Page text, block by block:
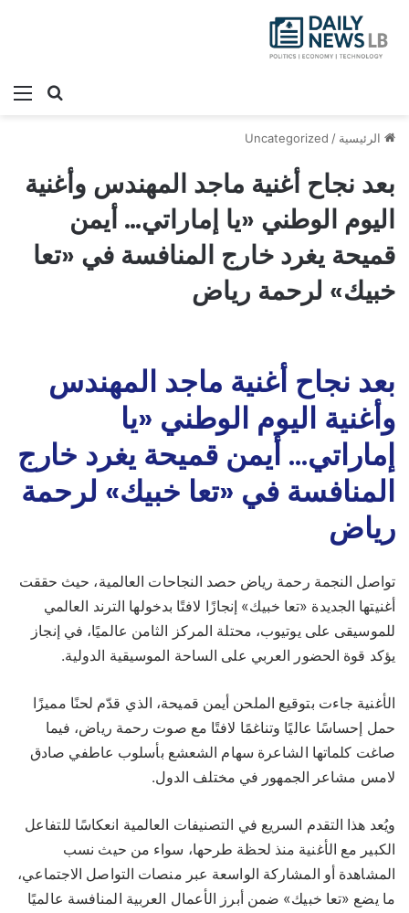
بحث
الرئيسية /
Uncategorized
بعد نجاح أغنية ماجد المهندس وأغنية
اليوم الوطني «يا إماراتي… أيمن
قميحة يغرد خارج المنافسة في «تعا
خبيك» لرحمة رياض
بعد نجاح أغنية ماجد المهندس
وأغنية اليوم الوطني «يا
إماراتي… أيمن قميحة يغرد خارج
المنافسة في «تعا خبيك» لرحمة
رياض
تواصل النجمة رحمة رياض حصد النجاحات العالمية، حيث حققت
أغنيتها الجديدة «تعا خبيك» إنجازًا لافتًا بدخولها الترند العالمي
للموسيقى على يوتيوب، محتلة المركز الثامن عالميًا، في إنجاز
يؤكد قوة الحضور العربي على الساحة الموسيقية الدولية.
الأغنية جاءت بتوقيع الملحن أيمن قميحة، الذي قدّم لحنًا مميزًا
حمل إحساسًا عاليًا وتناغمًا لافتًا مع صوت رحمة رياض، فيما
صاغت كلماتها الشاعرة سهام الشعشع بأسلوب عاطفي صادق
لامس مشاعر الجمهور في مختلف الدول.
ويُعد هذا التقدم السريع في التصنيفات العالمية انعكاسًا للتفاعل
الكبير مع الأغنية منذ لحظة طرحها، سواء من حيث نسب
المشاهدة أو المشاركة الواسعة عبر منصات التواصل الاجتماعي،
ما يضع «تعا خبيك» ضمن أبرز الأعمال العربية المنافسة عالميًا